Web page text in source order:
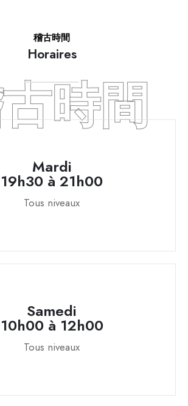
稽古時間
Horaires
時間
Mardi
19h30 à 21h00
Tous niveaux
Samedi
10h00 à 12h00
Tous niveaux